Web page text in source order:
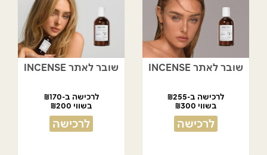
שובר לאתר INCENSE
לרכישה ב-₪255
בשווי ₪300
לרכישה
שובר לאתר INCENSE
לרכישה ב-₪170
בשווי ₪200
לרכישה